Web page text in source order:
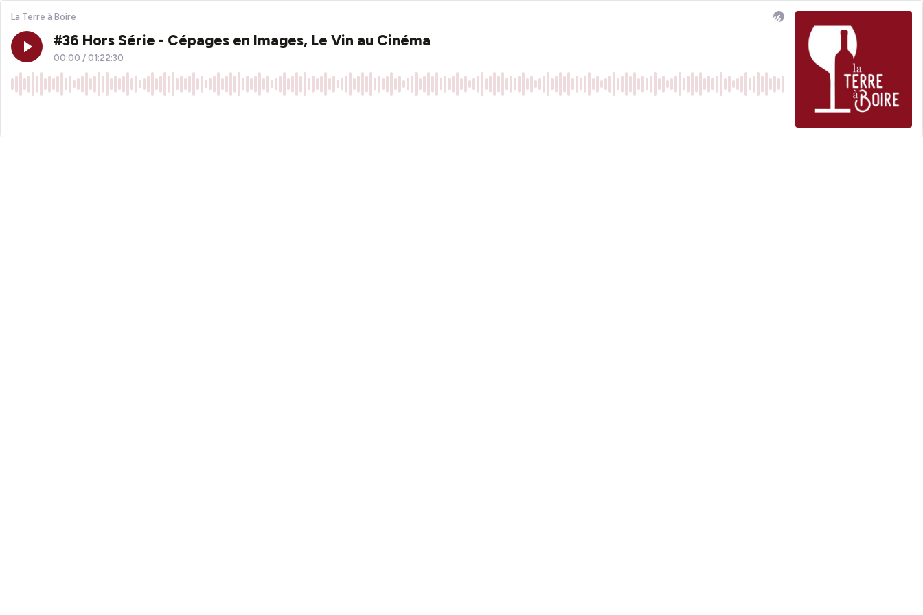
La Terre à Boire
#36 Hors Série - Cépages en Images, Le Vin au Cinéma
00:00 /01:22:30